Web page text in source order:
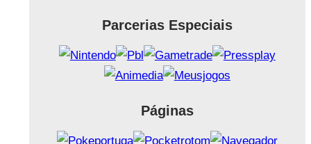
Parcerias Especiais
Páginas